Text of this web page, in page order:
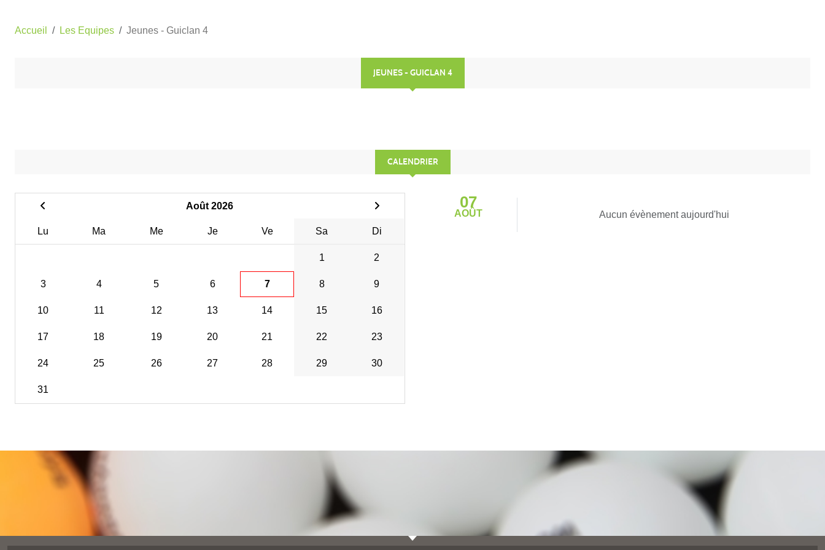
Accueil Les Equipes Jeunes - Guiclan 4
JEUNES - GUICLAN 4
CALENDRIER
Août 2026
Lu Ma Me Je Ve Sa Di
1 2
3 4 5 6 7 8 9
10 11 12 13 14 15 16
17 18 19 20 21 22 23
24 25 26 27 28 29 30
31
07
AOÛT Aucun évènement aujourd'hui